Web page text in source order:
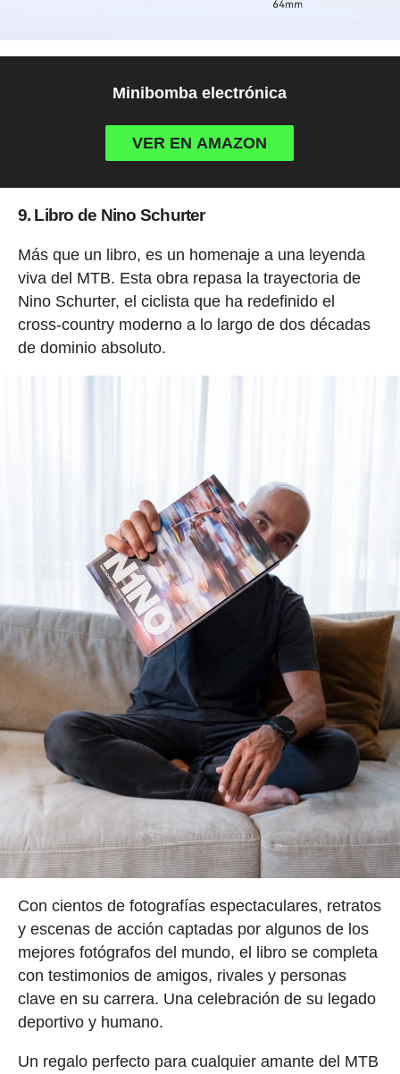
Minibomba electrónica
VER EN AMAZON
9. Libro de Nino Schurter
Más que un libro, es un homenaje a una leyenda
viva del MTB. Esta obra repasa la trayectoria de
Nino Schurter, el ciclista que ha redefinido el
cross-country moderno a lo largo de dos décadas
de dominio absoluto.
Con cientos de fotografías espectaculares, retratos
y escenas de acción captadas por algunos de los
mejores fotógrafos del mundo, el libro se completa
con testimonios de amigos, rivales y personas
clave en su carrera. Una celebración de su legado
deportivo y humano.
Un regalo perfecto para cualquier amante del MTB